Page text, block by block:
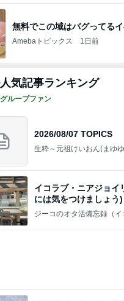
無料でこの域はバグってる
Amebaトピックス 1日前
気記事ランキング
ループファン
2026/08/07 TOPICS
生粋～元祖けいおん(まゆ
イコラブ・ニアジョイ
には気をつけましょう)
ジーコのオタ活備忘録（